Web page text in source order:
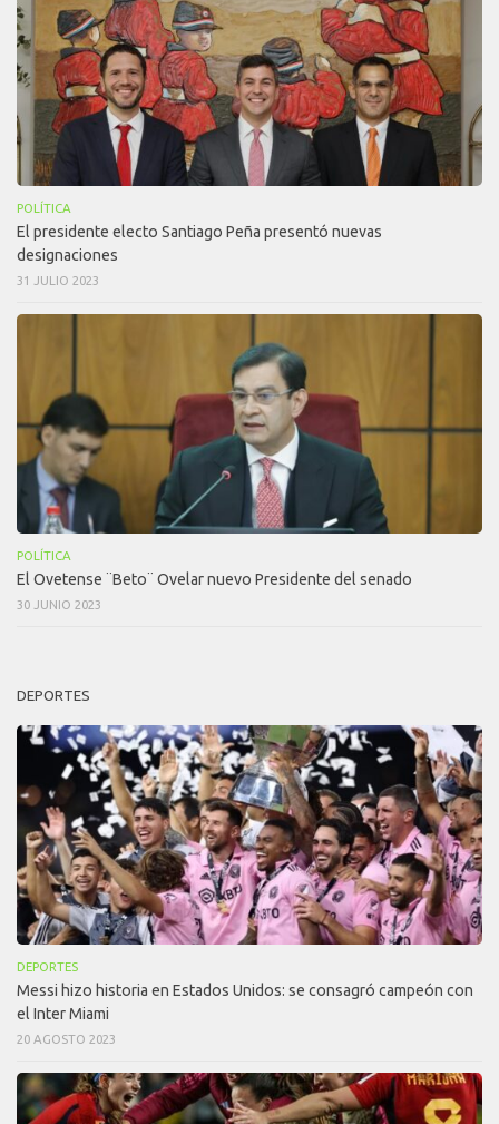
POLÍTICA
El presidente electo Santiago Peña presentó nuevas
designaciones
31 JULIO 2023
POLÍTICA
El Ovetense ¨Beto¨ Ovelar nuevo Presidente del senado
30 JUNIO 2023
DEPORTES
DEPORTES
Messi hizo historia en Estados Unidos: se consagró campeón con
el Inter Miami
20 AGOSTO 2023